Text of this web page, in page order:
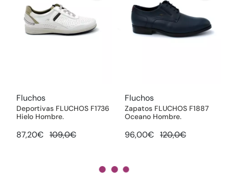
Fluchos
Deportivas FLUCHOS F1736
Hielo Hombre.
87,20€ 109,0€
Fluchos
Zapatos FLUCHOS F1887
Oceano Hombre.
96,00€ 120,0€